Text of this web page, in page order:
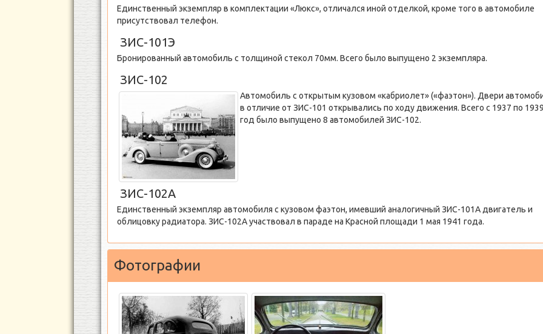
Единственный экземпляр в комплектации «Люкс», отличался иной отделкой, кроме того в автомобиле
присутствовал телефон.
ЗИС-101Э
Бронированный автомобиль с толщиной стекол 70мм. Всего было выпущено 2 экземпляра.
ЗИС-102
Автомобиль с открытым кузовом «кабриолет» («фаэтон»). Двери
в отличие от ЗИС-101 открывались по ходу движения. Всего с 1937 по
год было выпущено 8 автомобилей ЗИС-102.
ЗИС-102А
Единственный экземпляр автомобиля с кузовом фаэтон, имевший аналогичный ЗИС-101А двигатель и
облицовку радиатора. ЗИС-102А участвовал в параде на Красной площади 1 мая 1941 года.
Фотографии